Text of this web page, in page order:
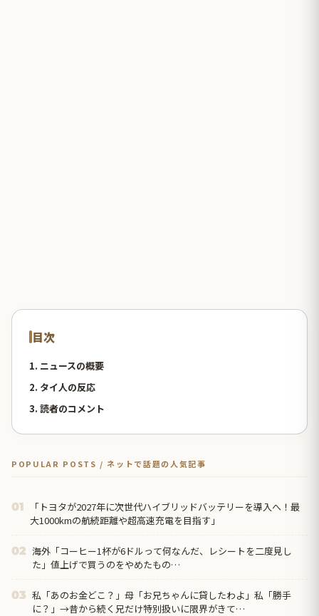
目次
1. ニュースの概要
2. タイ人の反応
3. 読者のコメント
POPULAR POSTS / ネットで話題の人気記事
01
「トヨタが2027年に次世代ハイブリッドバッテリーを導入へ！最
大1000kmの航続距離や超高速充電を目指す」
02 海外「コーヒー1杯が6ドルって何なんだ、レシートを二度見し
た」値上げで買うのをやめたもの…
03 私「あのお金どこ？」母「お兄ちゃんに貸したわよ」私「勝手
に？」→昔から続く兄だけ特別扱いに限界がきて…